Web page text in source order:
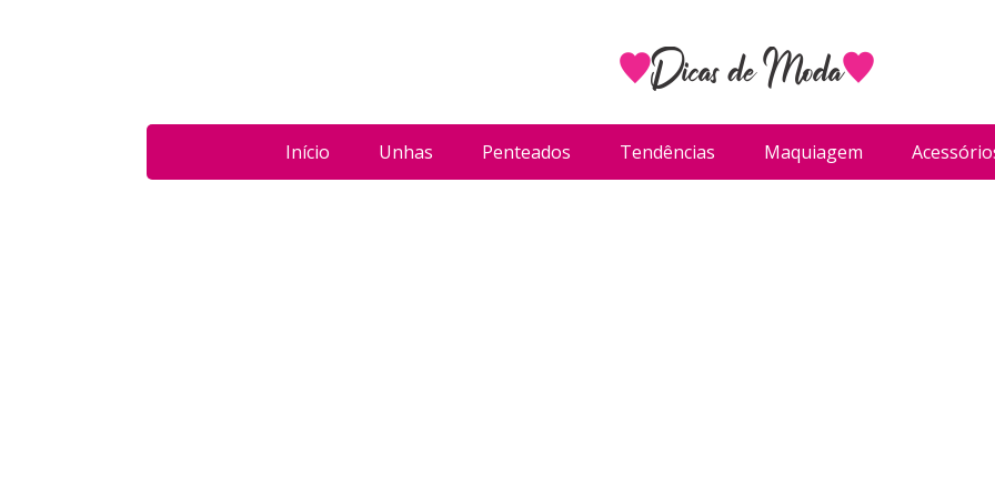
Início Unhas Penteados Tendências Maquiagem